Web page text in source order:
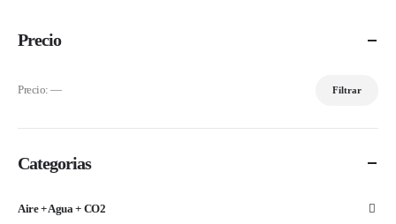
Precio
Filtrar
Precio:—
Categorias
Aire + Agua + CO2